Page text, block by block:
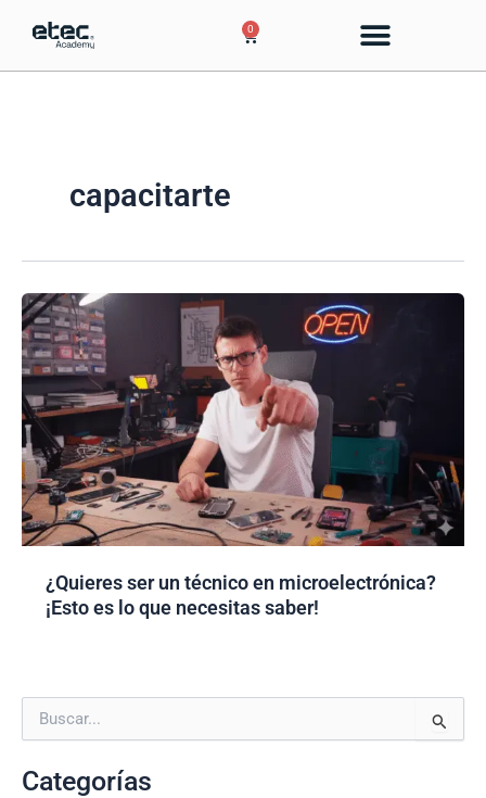
0
Cart
capacitarte
¿Quieres ser un técnico en microelectrónica?
¡Esto es lo que necesitas saber!
u
c
Categorías